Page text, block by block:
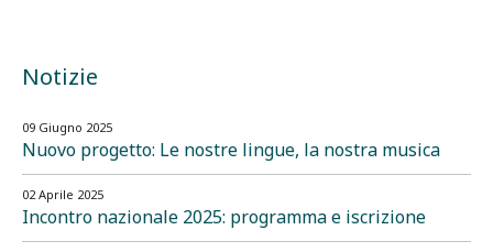
Notizie
09 Giugno 2025
Nuovo progetto: Le nostre lingue, la nostra musica
02 Aprile 2025
Incontro nazionale 2025: programma e iscrizione